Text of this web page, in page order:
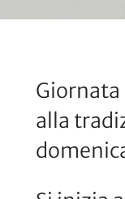
Giornata
alla